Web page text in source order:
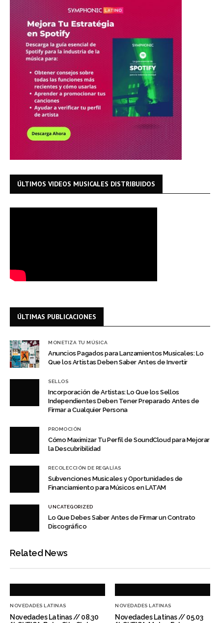
ÚLTIMOS VIDEOS MUSICALES DISTRIBUIDOS
ÚLTIMAS PUBLICACIONES
MONETIZA TU MÚSICA
Anuncios Pagados para Lanzamientos Musicales: Lo
Que los Artistas Deben Saber Antes de Invertir
SELLOS
Incorporación de Artistas: Lo Que los Sellos
Independientes Deben Tener Preparado Antes de
Firmar a Cualquier Persona
PROMOCIÓN
Cómo Maximizar Tu Perfil de SoundCloud para Mejorar
la Descubribilidad
RECOLECCIÓN DE REGALÍAS
Subvenciones Musicales y Oportunidades de
Financiamiento para Músicos en LATAM
UNCATEGORIZED
Lo Que Debes Saber Antes de Firmar un Contrato
Discográfico
Related News
NOVEDADES LATINAS
Novedades Latinas // 08.30
NOVEDADES LATINAS
Novedades Latinas // 05.03